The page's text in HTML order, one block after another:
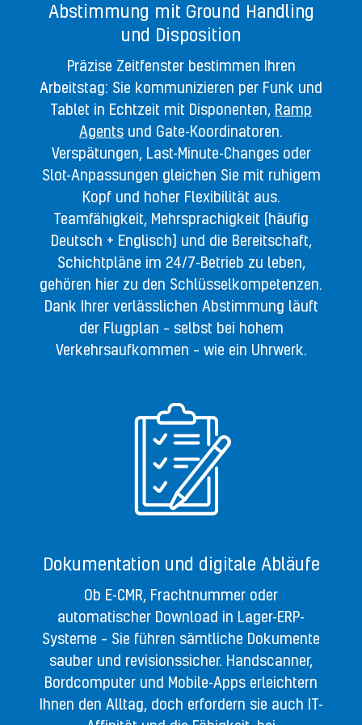
Abstimmung mit Ground Handling
und Disposition
Präzise Zeitfenster bestimmen Ihren
Arbeitstag: Sie kommunizieren per Funk und
Tablet in Echtzeit mit Disponenten, Ramp
Agents und Gate-Koordinatoren.
Verspätungen, Last-Minute-Changes oder
Slot-Anpassungen gleichen Sie mit ruhigem
Kopf und hoher Flexibilität aus.
Teamfähigkeit, Mehrsprachigkeit (häufig
Deutsch + Englisch) und die Bereitschaft,
Schichtpläne im 24/7-Betrieb zu leben,
gehören hier zu den Schlüsselkompetenzen.
Dank Ihrer verlässlichen Abstimmung läuft
der Flugplan – selbst bei hohem
Verkehrsaufkommen – wie ein Uhrwerk.
Dokumentation und digitale Abläufe
Ob E-CMR, Frachtnummer oder
automatischer Download in Lager-ERP-
Systeme – Sie führen sämtliche Dokumente
sauber und revisionssicher. Handscanner,
Bordcomputer und Mobile-Apps erleichtern
Ihnen den Alltag, doch erfordern sie auch IT-